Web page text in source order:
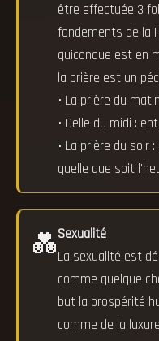
être effectuée 3
fondements de la
quiconque est en
la prière est un
• La prière du
• Celle du midi :
• La prière du soir
quelle que soit
💑Sexualité
La sexualité est
comme quelque
but la prospérité
comme de la